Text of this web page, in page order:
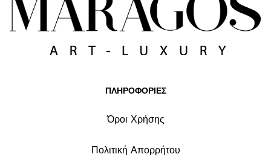
ΠΛΗΡΟΦΟΡΙΕΣ
Όροι Χρήσης
Πολιτική Απορρήτου